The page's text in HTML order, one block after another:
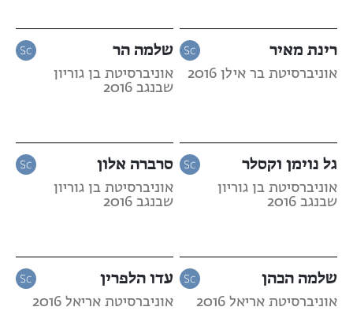
רינת מאיר
אוניברסיטת בר אילן 2016
שלמה הר
אוניברסיטת בן גוריון
שבנגב 2016
גל נוימן וקסלר
אוניברסיטת בן גוריון
שבנגב 2016
סרברה אלון
אוניברסיטת בן גוריון
שבנגב 2016
שלמה הכהן
אוניברסיטת אריאל 2016
עדו הלפרין
אוניברסיטת אריאל 2016